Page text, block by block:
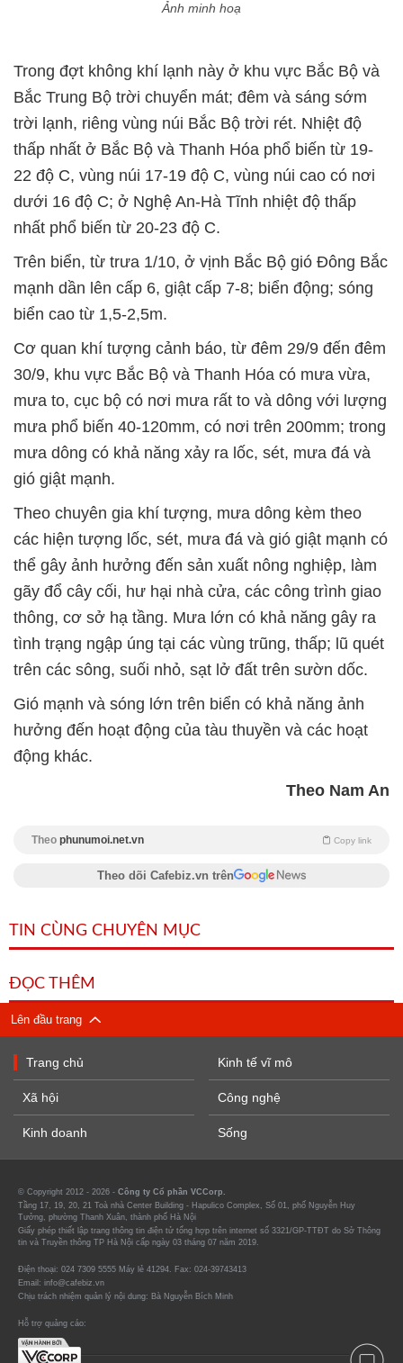
Ảnh minh hoạ
Trong đợt không khí lạnh này ở khu vực Bắc Bộ và
Bắc Trung Bộ trời chuyển mát; đêm và sáng sớm
trời lạnh, riêng vùng núi Bắc Bộ trời rét. Nhiệt độ
thấp nhất ở Bắc Bộ và Thanh Hóa phổ biến từ 19-
22 độ C, vùng núi 17-19 độ C, vùng núi cao có nơi
dưới 16 độ C; ở Nghệ An-Hà Tĩnh nhiệt độ thấp
nhất phổ biến từ 20-23 độ C.
Trên biển, từ trưa 1/10, ở vịnh Bắc Bộ gió Đông Bắc
mạnh dần lên cấp 6, giật cấp 7-8; biển động; sóng
biển cao từ 1,5-2,5m.
Cơ quan khí tượng cảnh báo, từ đêm 29/9 đến đêm
30/9, khu vực Bắc Bộ và Thanh Hóa có mưa vừa,
mưa to, cục bộ có nơi mưa rất to và dông với lượng
mưa phổ biến 40-120mm, có nơi trên 200mm; trong
mưa dông có khả năng xảy ra lốc, sét, mưa đá và
gió giật mạnh.
Theo chuyên gia khí tượng, mưa dông kèm theo
các hiện tượng lốc, sét, mưa đá và gió giật mạnh có
thể gây ảnh hưởng đến sản xuất nông nghiệp, làm
gãy đổ cây cối, hư hại nhà cửa, các công trình giao
thông, cơ sở hạ tầng. Mưa lớn có khả năng gây ra
tình trạng ngập úng tại các vùng trũng, thấp; lũ quét
trên các sông, suối nhỏ, sạt lở đất trên sườn dốc.
Gió mạnh và sóng lớn trên biển có khả năng ảnh
hưởng đến hoạt động của tàu thuyền và các hoạt
động khác.
Theo Nam An
Theo phunumoi.net.vn Copy link
Theo dõi Cafebiz.vn trên
TIN CÙNG CHUYÊN MỤC
ĐỌC THÊM
Lên đầu trang
Trang chủ
Xã hội
Kinh doanh
Kinh tế vĩ mô
Công nghệ
Sống
© Copyright 2012 - 2026 - Công ty Cổ phần VCCorp.
Tầng 17, 19, 20, 21 Toà nhà Center Building - Hapulico Complex, Số 01, phố Nguyễn Huy
Tưởng, phường Thanh Xuân, thành phố Hà Nội
Giấy phép thiết lập trang thông tin điện tử tổng hợp trên internet số 3321/GP-TTĐT do Sở Thông
tin và Truyền thông TP Hà Nội cấp ngày 03 tháng 07 năm 2019.
Điện thoại: 024 7309 5555 Máy lẻ 41294. Fax: 024-39743413
Email: info@cafebiz.vn
Chịu trách nhiệm quản lý nội dung: Bà Nguyễn Bích Minh
Hỗ trợ quảng cáo: